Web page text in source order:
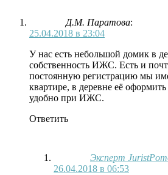
Д.М. Паратова:
25.04.2018 в 23:04
У нас есть небольшой домик в
собственность ИЖС. Есть и
постоянную регистрацию мы
квартире, в деревне её
удобно при ИЖС.
Ответить
Эксперт
26.04.2018 в 06:53